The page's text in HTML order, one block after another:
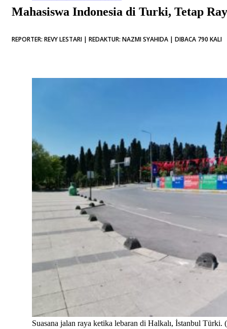
Mahasiswa Indonesia di Turki, Tetap
REPORTER: REVY LESTARI | REDAKTUR: NAZMI SYAHIDA | DIBACA 790 KALI
Suasana jalan raya ketika lebaran di Halkalı, İstanbul